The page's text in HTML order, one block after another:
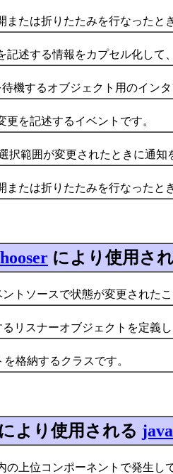
は折りたたみを行なったと
する情報をカプセル化して
するオブジェクト用のインタ
記述するイベントです。
範囲が変更されたときに通知
は折りたたみを行なったと
により使用さ
ソースで状態が変更された
リスナーオブジェクトを定義
格納するクラスです。
により使用される
位コンポーネントで発生し